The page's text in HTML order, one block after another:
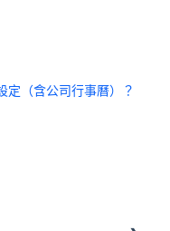
定（含公司行事曆）？